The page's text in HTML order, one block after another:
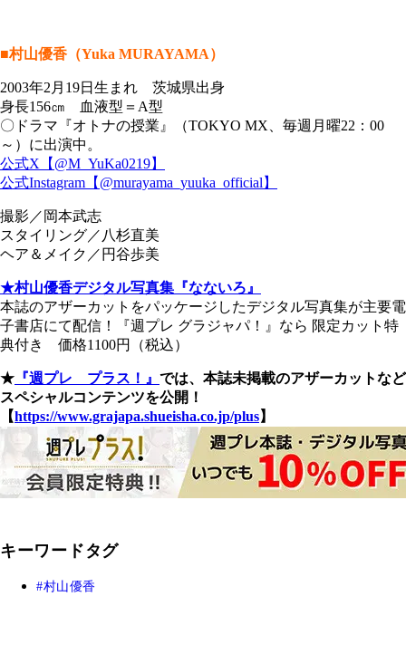
■村山優香（Yuka MURAYAMA）
2003年2月19日生まれ 茨城県出身
身長156㎝ 血液型＝A型
〇ドラマ『オトナの授業』（TOKYO MX、毎週月曜22：00
～）に出演中。
公式X【@M_YuKa0219】
公式Instagram【@murayama_yuuka_official】
撮影／岡本武志
スタイリング／八杉直美
ヘア＆メイク／円谷歩美
★村山優香デジタル写真集『なないろ』
本誌のアザーカットをパッケージしたデジタル写真集が主要電
子書店にて配信！『週プレ グラジャパ！』なら 限定カット特
典付き 価格1100円（税込）
★ 『週プレ プラス！』 では、本誌未掲載のアザーカットなど
スペシャルコンテンツを公開！
【https://www.grajapa.shueisha.co.jp/plus】
キーワードタグ
村山優香